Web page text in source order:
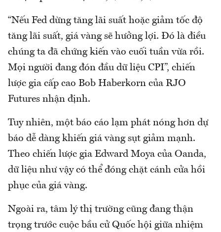
“Nếu Fed dừng tăng lãi suất hoặc giảm tốc độ
tăng lãi suất, giá vàng sẽ hưởng lợi. Đó là điều
chúng ta đã chứng kiến vào cuối tuần vừa rồi.
Mọi người đang đón đầu dữ liệu CPI”, chiến
lược gia cấp cao Bob Haberkorn của RJO
Futures nhận định.
Tuy nhiên, một báo cáo lạm phát nóng hơn dự
báo dễ dàng khiến giá vàng sụt giảm mạnh.
Theo chiến lược gia Edward Moya của Oanda,
dữ liệu như vậy có thể đóng chặt cánh cửa hồi
phục của giá vàng.
Ngoài ra, tâm lý thị trường cũng đang thận
trọng trước cuộc bầu cử Quốc hội giữa nhiệm